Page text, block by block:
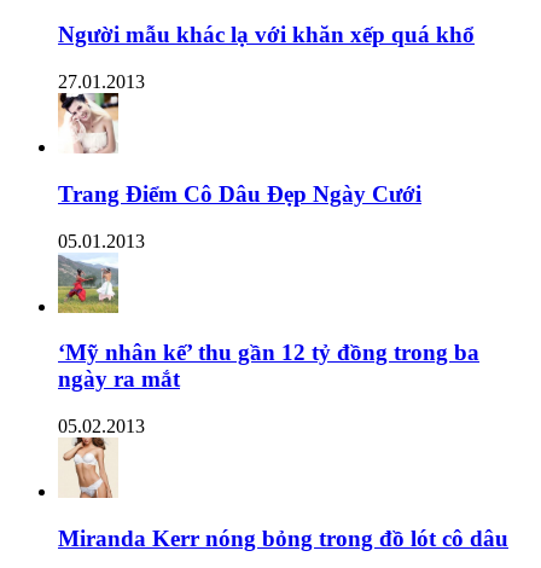
Người mẫu khác lạ với khăn xếp quá khổ
27.01.2013
Trang Điểm Cô Dâu Đẹp Ngày Cưới
05.01.2013
‘Mỹ nhân kế’ thu gần 12 tỷ đồng trong ba
ngày ra mắt
05.02.2013
Miranda Kerr nóng bỏng trong đồ lót cô dâu